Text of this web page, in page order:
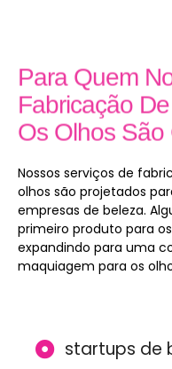
Para Quem
Fabricação
Os Olhos São
Nossos serviços de
olhos são projetados
empresas de beleza.
primeiro produto para
expandindo para uma
maquiagem para os
startups de